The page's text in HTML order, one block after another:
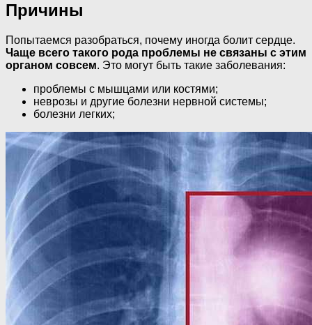
Причины
Попытаемся разобраться, почему иногда болит сердце.
Чаще всего такого рода проблемы не связаны с этим
органом совсем. Это могут быть такие заболевания:
проблемы с мышцами или костями;
неврозы и другие болезни нервной системы;
болезни легких;